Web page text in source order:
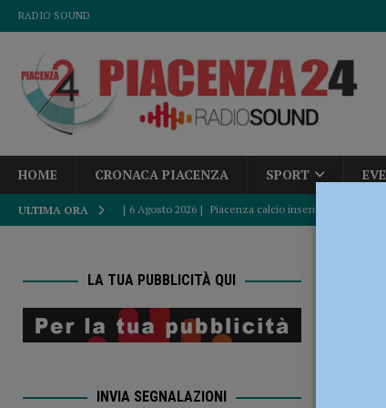
RADIO SOUND
HOME CRONACA PIACENZA SPORT
ULTIMA ORA [ 6 Agosto 2026 ] Piacenza calcio inserito nel Girone
Fine del caldo africano, Paolo
ATTUALITÀ
CRONACA PIACENZA
Crisi idrica, Murelli (Lega): “Le
POLITICA
due feriti
LA TUA PUBBLICITÀ QUI
INVIA SEGNALAZIONI